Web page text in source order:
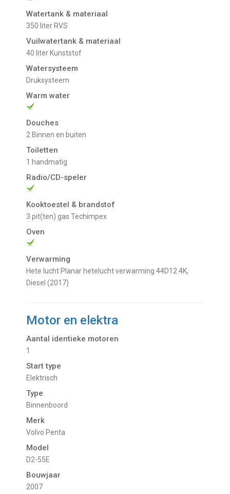
Watertank & materiaal
350 liter RVS
Vuilwatertank & materiaal
40 liter Kunststof
Watersysteem
Druksysteem
Warm water
Douches
2 Binnen en buiten
Toiletten
1 handmatig
Radio/CD-speler
Kooktoestel & brandstof
3 pit(ten) gas Techimpex
Oven
Verwarming
Hete lucht Planar hetelucht verwarming 44D12 4K,
Diesel (2017)
Motor en elektra
Aantal identieke motoren
1
Start type
Elektrisch
Type
Binnenboord
Merk
Volvo Penta
Model
D2-55E
Bouwjaar
2007